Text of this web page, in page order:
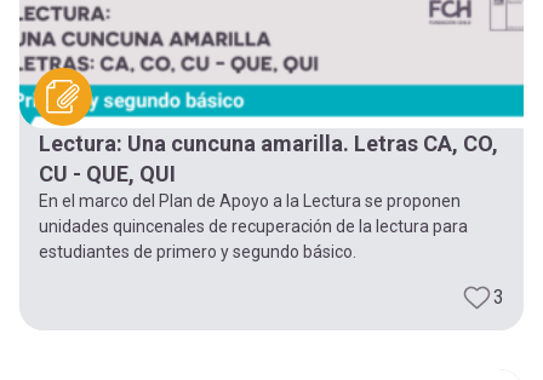
Lectura: Una cuncuna amarilla. Letras CA, CO,
CU - QUE, QUI
En el marco del Plan de Apoyo a la Lectura se proponen
unidades quincenales de recuperación de la lectura para
estudiantes de primero y segundo básico.
3